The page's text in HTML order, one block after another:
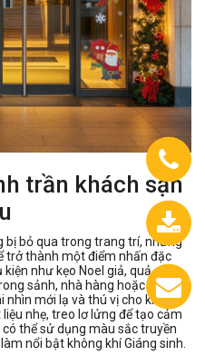
trần khách sạn
bị bỏ qua trong trang trí, nhưng
trở thành một điểm nhấn đặc
như kẹo Noel giả, quả châu
sảnh, nhà hàng hoặc khu
nhìn mới lạ và thú vị cho khách
nhẹ, treo lơ lửng để tạo cảm
thể sử dụng màu sắc truyền
nổi bật không khí Giáng sinh.
0933.558.488
Chát
với
chúng